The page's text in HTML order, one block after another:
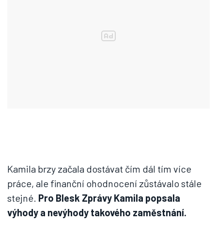
Kamila brzy začala dostávat čím dál tím více
práce, ale finanční ohodnocení zůstávalo stále
stejné. Pro Blesk Zprávy Kamila popsala
výhody a nevýhody takového zaměstnání.